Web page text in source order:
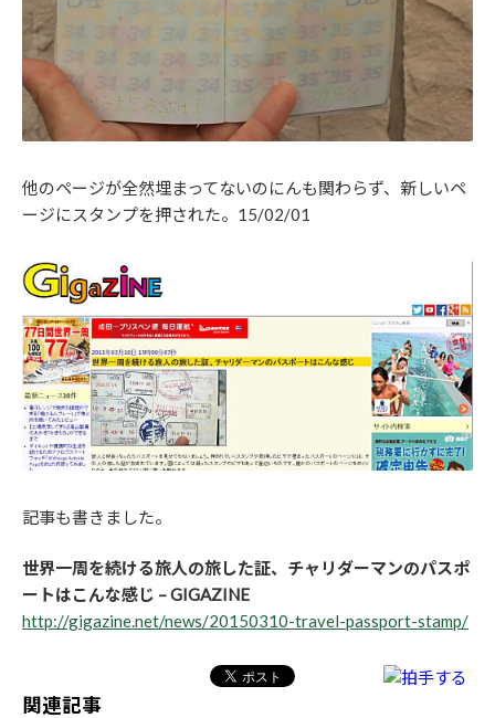
他のページが全然埋まってないのにんも関わらず、新しいペ
ージにスタンプを押された。15/02/01
記事も書きました。
世界一周を続ける旅人の旅した証、チャリダーマンのパスポ
ートはこんな感じ – GIGAZINE
http://gigazine.net/news/20150310-travel-passport-stamp/
関連記事